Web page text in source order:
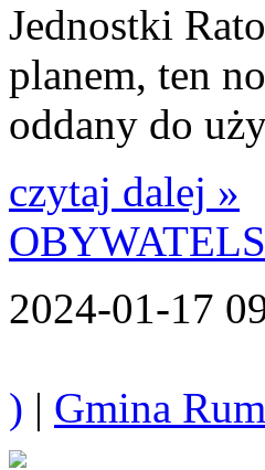
Jednostki
planem, ten
oddany do
czytaj dalej »
2024-01-17
) | Gmina